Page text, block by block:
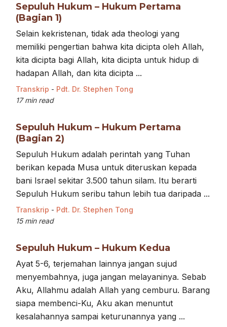
Sepuluh Hukum – Hukum Pertama
(Bagian 1)
Selain kekristenan, tidak ada theologi yang
memiliki pengertian bahwa kita dicipta oleh Allah,
kita dicipta bagi Allah, kita dicipta untuk hidup di
hadapan Allah, dan kita dicipta ...
Transkrip - Pdt. Dr. Stephen Tong
17 min read
Sepuluh Hukum – Hukum Pertama
(Bagian 2)
Sepuluh Hukum adalah perintah yang Tuhan
berikan kepada Musa untuk diteruskan kepada
bani Israel sekitar 3.500 tahun silam. Itu berarti
Sepuluh Hukum seribu tahun lebih tua daripada ...
Transkrip - Pdt. Dr. Stephen Tong
15 min read
Sepuluh Hukum – Hukum Kedua
Ayat 5-6, terjemahan lainnya jangan sujud
menyembahnya, juga jangan melayaninya. Sebab
Aku, Allahmu adalah Allah yang cemburu. Barang
siapa membenci-Ku, Aku akan menuntut
kesalahannya sampai keturunannya yang ...